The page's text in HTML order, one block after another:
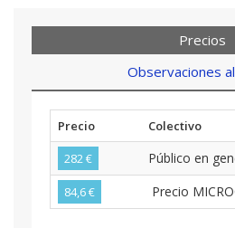
Precios
Observaciones
Precio
Colectivo
282 €
Público en
84,6 € Precio